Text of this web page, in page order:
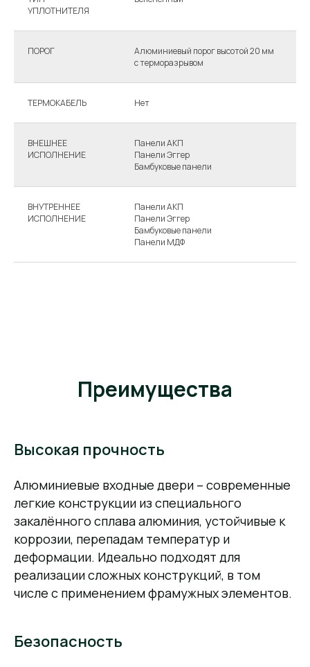
УПЛОТНИТЕЛЯ
ПОРОГ
Алюминиевый порог высотой 20 мм
с терморазрывом
ТЕРМОКАБЕЛЬ Нет
ВНЕШНЕЕ
ИСПОЛНЕНИЕ
Панели АКП
Панели Эггер
Бамбуковые панели
ВНУТРЕННЕЕ
ИСПОЛНЕНИЕ
Панели АКП
Панели Эггер
Бамбуковые панели
Панели МДФ
Преимущества
Высокая прочность
Алюминиевые входные двери – современные
легкие конструкции из специального
закалённого сплава алюминия, устойчивые к
коррозии, перепадам температур и
деформации. Идеально подходят для
реализации сложных конструкций, в том
числе с применением фрамужных элементов.
Безопасность